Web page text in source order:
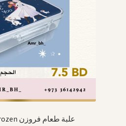
Lunch Box Frozen علبة طعام فروزن